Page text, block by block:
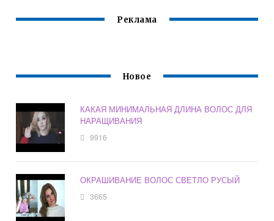
Реклама
Новое
КАКАЯ МИНИМАЛЬНАЯ ДЛИНА ВОЛОС ДЛЯ
НАРАЩИВАНИЯ
9916
ОКРАШИВАНИЕ ВОЛОС СВЕТЛО РУСЫЙ
3665